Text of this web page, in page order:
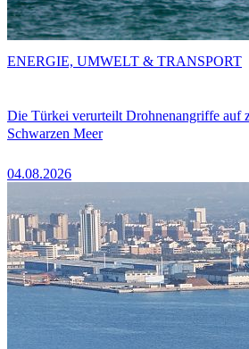
Die Türkei verurteilt Drohnenangriffe auf
Schwarzen Meer
04.08.2026
ENERGIE, UMWELT & TRANSPORT